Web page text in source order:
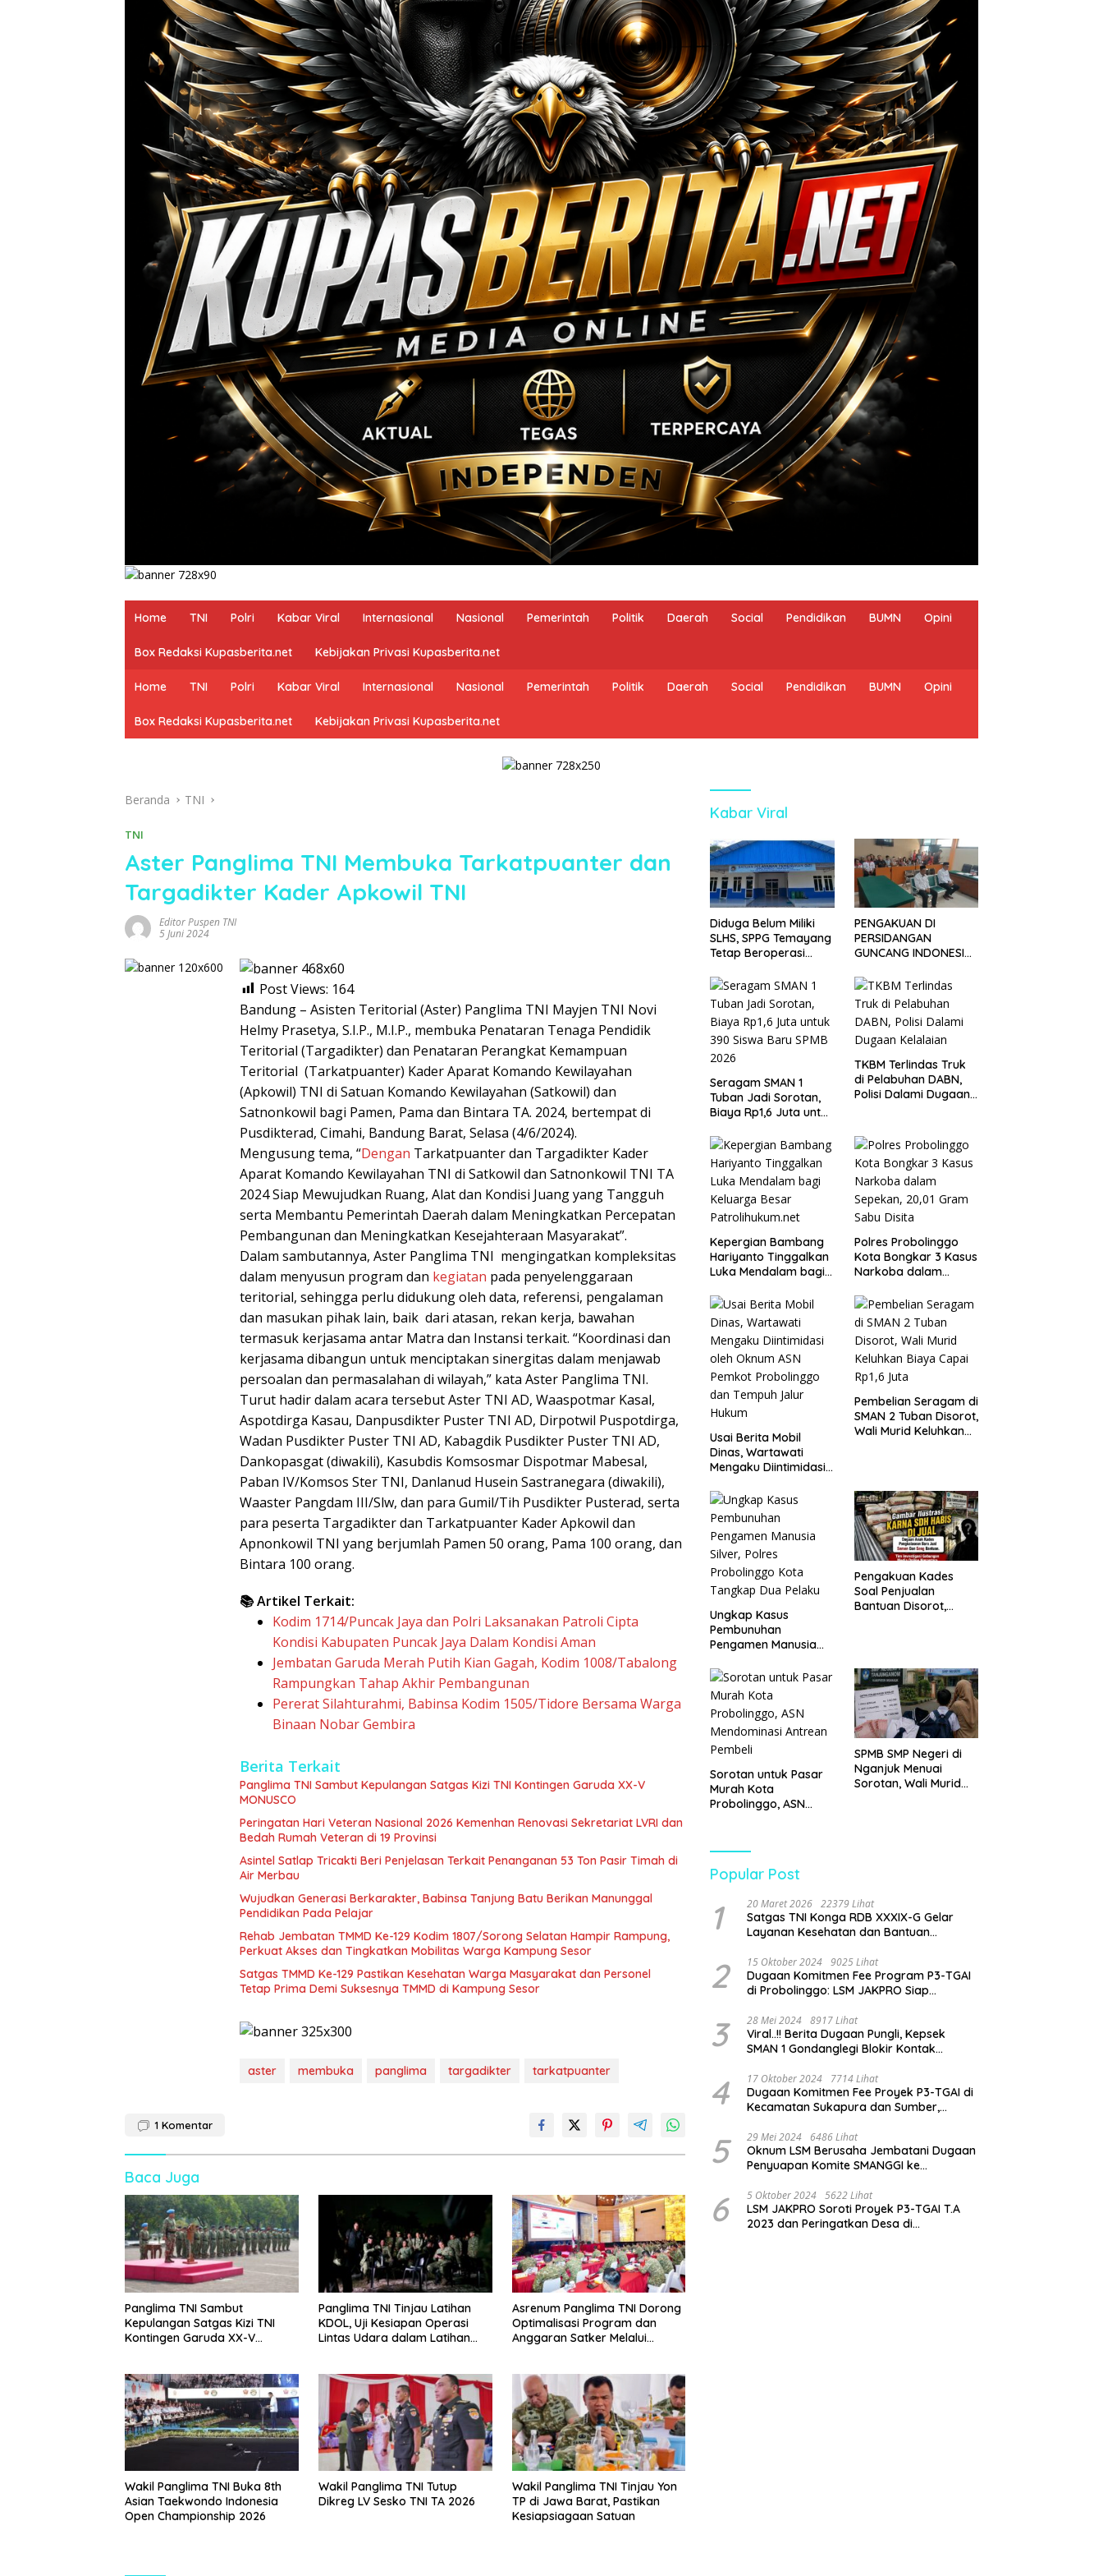
Home TNI Polri Kabar Viral Internasional Nasional Pemerintah Politik Daerah Social Pendidikan BUMN Opini
Box Redaksi Kupasberita.net Kebijakan Privasi Kupasberita.net
Home TNI Polri Kabar Viral Internasional Nasional Pemerintah Politik Daerah Social Pendidikan BUMN Opini
Box Redaksi Kupasberita.net Kebijakan Privasi Kupasberita.net
Beranda TNI
TNI
Aster Panglima TNI Membuka Tarkatpuanter dan
Targadikter Kader Apkowil TNI
Editor Puspen TNI
5 Juni 2024
Post Views: 164
Bandung – Asisten Teritorial (Aster) Panglima TNI Mayjen TNI Novi
Helmy Prasetya, S.I.P., M.I.P., membuka Penataran Tenaga Pendidik
Teritorial (Targadikter) dan Penataran Perangkat Kemampuan
Teritorial (Tarkatpuanter) Kader Aparat Komando Kewilayahan
(Apkowil) TNI di Satuan Komando Kewilayahan (Satkowil) dan
Satnonkowil bagi Pamen, Pama dan Bintara TA. 2024, bertempat di
Pusdikterad, Cimahi, Bandung Barat, Selasa (4/6/2024).
Mengusung tema, “Dengan Tarkatpuanter dan Targadikter Kader
Aparat Komando Kewilayahan TNI di Satkowil dan Satnonkowil TNI TA
2024 Siap Mewujudkan Ruang, Alat dan Kondisi Juang yang Tangguh
serta Membantu Pemerintah Daerah dalam Meningkatkan Percepatan
Pembangunan dan Meningkatkan Kesejahteraan Masyarakat”.
Dalam sambutannya, Aster Panglima TNI mengingatkan kompleksitas
dalam menyusun program dan kegiatan pada penyelenggaraan
teritorial, sehingga perlu didukung oleh data, referensi, pengalaman
dan masukan pihak lain, baik dari atasan, rekan kerja, bawahan
termasuk kerjasama antar Matra dan Instansi terkait. “Koordinasi dan
kerjasama dibangun untuk menciptakan sinergitas dalam menjawab
persoalan dan permasalahan di wilayah,” kata Aster Panglima TNI.
Turut hadir dalam acara tersebut Aster TNI AD, Waaspotmar Kasal,
Aspotdirga Kasau, Danpusdikter Puster TNI AD, Dirpotwil Puspotdirga,
Wadan Pusdikter Puster TNI AD, Kabagdik Pusdikter Puster TNI AD,
Dankopasgat (diwakili), Kasubdis Komsosmar Dispotmar Mabesal,
Paban IV/Komsos Ster TNI, Danlanud Husein Sastranegara (diwakili),
Waaster Pangdam III/Slw, dan para Gumil/Tih Pusdikter Pusterad, serta
para peserta Targadikter dan Tarkatpuanter Kader Apkowil dan
Apnonkowil TNI yang berjumlah Pamen 50 orang, Pama 100 orang, dan
Bintara 100 orang.
📚 Artikel Terkait:
Kodim 1714/Puncak Jaya dan Polri Laksanakan Patroli Cipta
Kondisi Kabupaten Puncak Jaya Dalam Kondisi Aman
Jembatan Garuda Merah Putih Kian Gagah, Kodim 1008/Tabalong
Rampungkan Tahap Akhir Pembangunan
Pererat Silahturahmi, Babinsa Kodim 1505/Tidore Bersama Warga
Binaan Nobar Gembira
Berita Terkait
Panglima TNI Sambut Kepulangan Satgas Kizi TNI Kontingen Garuda XX-V
MONUSCO
Peringatan Hari Veteran Nasional 2026 Kemenhan Renovasi Sekretariat LVRI dan
Bedah Rumah Veteran di 19 Provinsi
Asintel Satlap Tricakti Beri Penjelasan Terkait Penanganan 53 Ton Pasir Timah di
Air Merbau
Wujudkan Generasi Berkarakter, Babinsa Tanjung Batu Berikan Manunggal
Pendidikan Pada Pelajar
Rehab Jembatan TMMD Ke-129 Kodim 1807/Sorong Selatan Hampir Rampung,
Perkuat Akses dan Tingkatkan Mobilitas Warga Kampung Sesor
Satgas TMMD Ke-129 Pastikan Kesehatan Warga Masyarakat dan Personel
Tetap Prima Demi Suksesnya TMMD di Kampung Sesor
aster membuka panglima targadikter tarkatpuanter
1 Komentar
Baca Juga
Panglima TNI Sambut
Kepulangan Satgas Kizi TNI
Kontingen Garuda XX-V
Panglima TNI Tinjau Latihan
KDOL, Uji Kesiapan Operasi
Lintas Udara dalam Latihan
Asrenum Panglima TNI Dorong
Optimalisasi Program dan
Anggaran Satker Melalui
Wakil Panglima TNI Buka 8th
Asian Taekwondo Indonesia
Open Championship 2026
Wakil Panglima TNI Tutup
Dikreg LV Sesko TNI TA 2026
Wakil Panglima TNI Tinjau Yon
TP di Jawa Barat, Pastikan
Kesiapsiagaan Satuan
Kabar Viral
Diduga Belum Miliki
SLHS, SPPG Temayang
Tetap Beroperasi
PENGAKUAN DI
PERSIDANGAN
GUNCANG INDONESIA!
DITUNDA, KELUARGA
KORBAN MENGAMUK
DI PN MALANG
Seragam SMAN 1
Tuban Jadi Sorotan,
Biaya Rp1,6 Juta untuk
2026
TKBM Terlindas Truk
di Pelabuhan DABN,
Polisi Dalami Dugaan
Kepergian Bambang
Hariyanto Tinggalkan
Luka Mendalam bagi
Patrolihukum.net
Polres Probolinggo
Kota Bongkar 3 Kasus
Narkoba dalam
Sabu Disita
Usai Berita Mobil
Dinas, Wartawati
Mengaku Diintimidasi
Pemkot Probolinggo
dan Tempuh Jalur
Hukum
Pembelian Seragam di
SMAN 2 Tuban Disorot,
Wali Murid Keluhkan
Ungkap Kasus
Pembunuhan
Pengamen Manusia
Probolinggo Kota
Tangkap Dua Pelaku
Pengakuan Kades
Soal Penjualan
Bantuan Disorot,
Sorotan untuk Pasar
Murah Kota
Probolinggo, ASN
SPMB SMP Negeri di
Nganjuk Menuai
Sorotan, Wali Murid
Popular Post
1 20 Maret 2026 22379 Lihat
Satgas TNI Konga RDB XXXIX-G Gelar
Layanan Kesehatan dan Bantuan
2 15 Oktober 2024 9025 Lihat
Dugaan Komitmen Fee Program P3-TGAI
di Probolinggo: LSM JAKPRO Siap
3 28 Mei 2024 8917 Lihat
Viral..!! Berita Dugaan Pungli, Kepsek
SMAN 1 Gondanglegi Blokir Kontak
4 17 Oktober 2024 7714 Lihat
Dugaan Komitmen Fee Proyek P3-TGAI di
Kecamatan Sukapura dan Sumber,
Sikap
5 29 Mei 2024 6486 Lihat
Oknum LSM Berusaha Jembatani Dugaan
Penyuapan Komite SMANGGI ke
Juta
6 5 Oktober 2024 5622 Lihat
LSM JAKPRO Soroti Proyek P3-TGAI T.A
2023 dan Peringatkan Desa di